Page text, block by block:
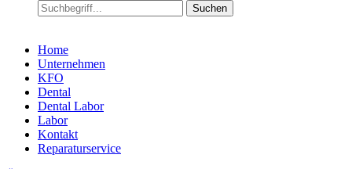
Suchen
Home
Unternehmen
KFO
Dental
Dental Labor
Labor
Kontakt
Reparaturservice